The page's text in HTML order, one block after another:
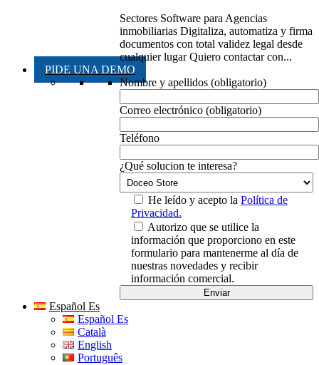
Sectores Software para Agencias
inmobiliarias Digitaliza, automatiza y firma
documentos con total validez legal desde
cualquier lugar Quiero contactar con...
PIDE UNA DEMO
Nombre y apellidos (obligatorio)
Correo electrónico (obligatorio)
Teléfono
¿Qué solucion te interesa?
He leído y acepto la Política de
Privacidad.
Autorizo que se utilice la
información que proporciono en este
formulario para mantenerme al día de
nuestras novedades y recibir
información comercial.
Español Es
Español Es
Català
English
Português